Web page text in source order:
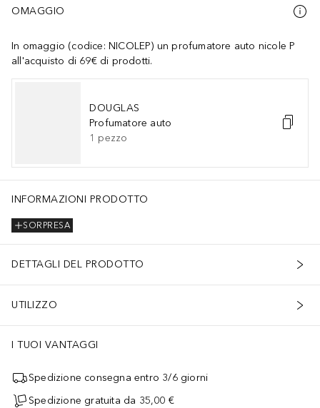
OMAGGIO
In omaggio (codice: NICOLEP) un profumatore auto nicole P
all'acquisto di 69€ di prodotti.
DOUGLAS
Profumatore auto
1 pezzo
INFORMAZIONI PRODOTTO
SORPRESA
DETTAGLI DEL PRODOTTO
UTILIZZO
I TUOI VANTAGGI
Spedizione consegna entro 3/6 giorni
Spedizione gratuita da 35,00 €